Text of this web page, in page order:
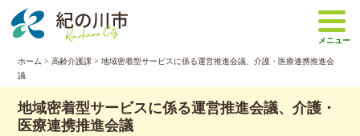
メニュー
ホーム >高齢介護課 > 地域密着型サービスに係る運営推進会議、介護・医療連携推進会
議
地域密着型サービスに係る運営推進会議、介護・
医療連携推進会議